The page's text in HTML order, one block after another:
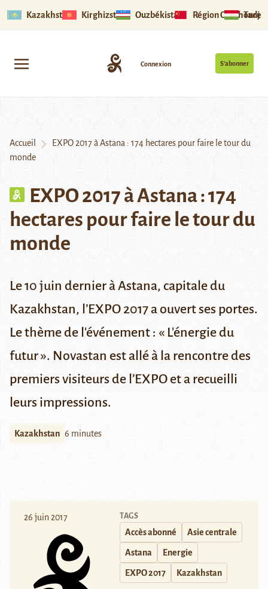
Kazakhstan Kirghizstan Ouzbékistan Région Ouïghoure
S’abonner
Connexion
Accueil
EXPO 2017 à Astana : 174 hectares pour faire le tour du
monde
EXPO 2017 à Astana : 174
hectares pour faire le tour du
monde
Le 10 juin dernier à Astana, capitale du
Kazakhstan, l’EXPO 2017 a ouvert ses portes.
Le thème de l'événement : « L'énergie du
futur ». Novastan est allé à la rencontre des
premiers visiteurs de l’EXPO et a recueilli
leurs impressions.
Kazakhstan 6 minutes
26 juin 2017 TAGS
Accès abonné Asie centrale
Astana Energie
EXPO 2017 Kazakhstan